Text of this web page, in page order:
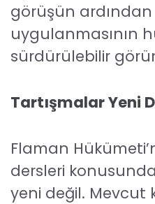
görüşün
uygulanmasının
sürdürülebilir
Tartışmalar Yeni
Flaman
dersleri
yeni değil. Mevcut